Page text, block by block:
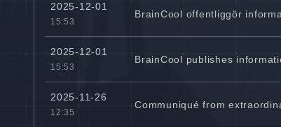
2025-12-01
15:53
BrainCool offentliggör
2025-12-01
15:53
BrainCool publishes
2025-11-26
12:35
Communiqué from